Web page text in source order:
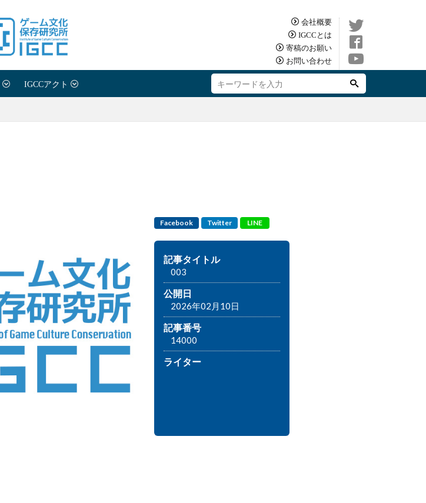
会社概要
IGCCとは
寄稿のお願い
お問い合わせ
IGCCアクト
Facebook Twitter LINE
記事タイトル
003
公開日
2026年02月10日
記事番号
14000
ライター